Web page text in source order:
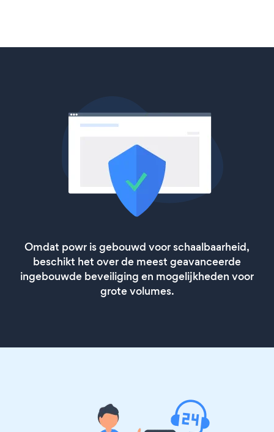
Omdat powr is gebouwd voor schaalbaarheid,
beschikt het over de meest geavanceerde
ingebouwde beveiliging en mogelijkheden voor
grote volumes.